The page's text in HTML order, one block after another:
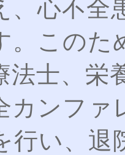
、心不全
。このた
法士、栄
カンファ
行い、退